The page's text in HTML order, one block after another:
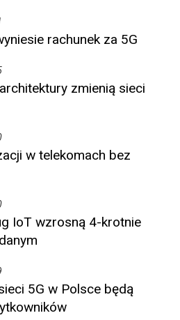
rachunek za 5G
zmienią sieci
w telekomach bez
IoT wzrosną 4-krotnie
5G w Polsce będą